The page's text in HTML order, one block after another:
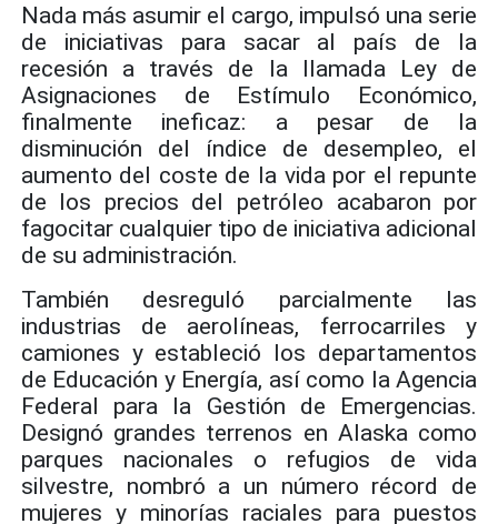
Nada más asumir el cargo, impulsó una serie
de iniciativas para sacar al país de la
recesión a través de la llamada Ley de
Asignaciones de Estímulo Económico,
finalmente ineficaz: a pesar de la
disminución del índice de desempleo, el
aumento del coste de la vida por el repunte
de los precios del petróleo acabaron por
fagocitar cualquier tipo de iniciativa adicional
de su administración.
También desreguló parcialmente las
industrias de aerolíneas, ferrocarriles y
camiones y estableció los departamentos
de Educación y Energía, así como la Agencia
Federal para la Gestión de Emergencias.
Designó grandes terrenos en Alaska como
parques nacionales o refugios de vida
silvestre, nombró a un número récord de
mujeres y minorías raciales para puestos